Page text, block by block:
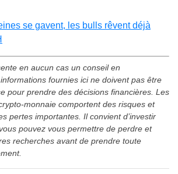
se gavent, les bulls rêvent déjà
en aucun cas un conseil en
fournies ici ne doivent pas être
pour prendre des décisions financières. Les
monnaie comportent des risques et
pertes importantes. Il convient d’investir
pouvez vous permettre de perdre et
recherches avant de prendre toute